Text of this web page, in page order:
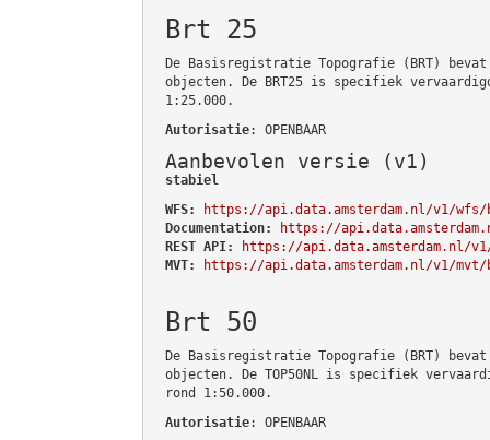
Brt 25
De Basisregistratie Topografie (BRT)
objecten. De BRT25 is specifiek
1:25.000.
Autorisatie: OPENBAAR
Aanbevolen versie (v1)
stabiel
WFS:
https://api.data.amsterdam.nl/v1/wfs/
Documentation:
https://
REST API:
https://api.data.amsterdam.nl/
MVT:
https://api.data.amsterdam.nl/v1/mvt/
Brt 50
De Basisregistratie Topografie (BRT)
objecten. De TOP50NL is specifiek
rond 1:50.000.
Autorisatie: OPENBAAR